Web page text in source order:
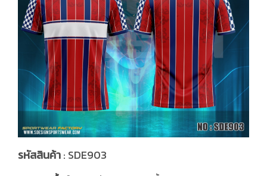
รหัสสินค้า: SDE903